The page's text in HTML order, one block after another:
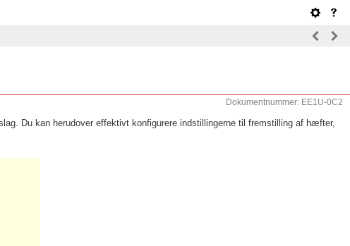
Dokumentnummer: EE1U-0C2
Du kan herudover effektivt konfigurere indstillingerne til fremstilling af hæfter,